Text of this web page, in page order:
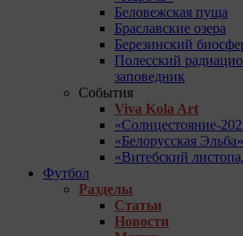
Беловежская пуща
Браславские озера
Березинский
Полесский
заповедник
События
Viva Kola Art
«Солнцестояние-
«Белорусская Эльба»
«Витебский
Футбол
Разделы
Статьи
Новости